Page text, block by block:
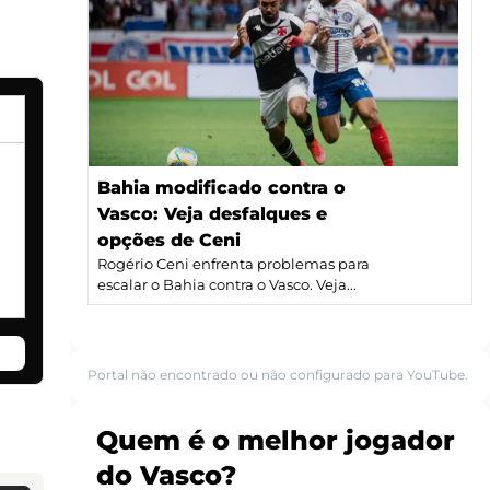
Bahia modificado contra o
Vasco: Veja desfalques e
opções de Ceni
Rogério Ceni enfrenta problemas para
escalar o Bahia contra o Vasco. Veja...
Portal não encontrado ou não configurado para YouTube.
Quem é o melhor jogador
do Vasco?